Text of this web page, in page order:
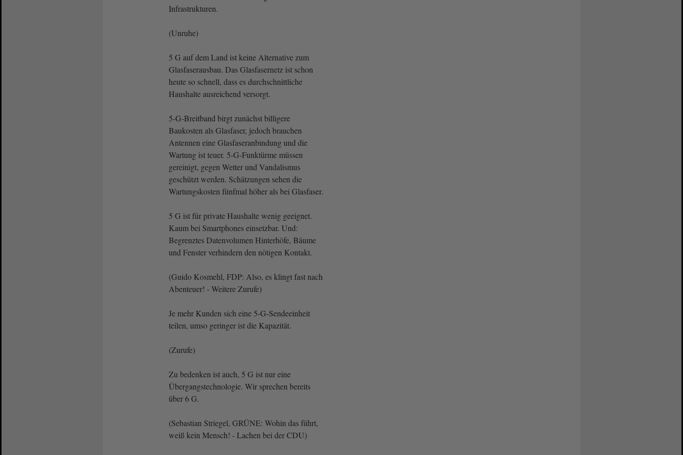
Infrastrukturen.
(Unruhe)
5 G auf dem Land ist keine Alternative zum
Glasfaserausbau. Das Glasfasernetz ist schon
heute so schnell, dass es durchschnittliche
Haushalte ausreichend versorgt.
5-G-Breitband birgt zunächst billigere
Baukosten als Glasfaser, jedoch brauchen
Antennen eine Glasfaseranbindung und die
Wartung ist teuer. 5-G-Funktürme müssen
gereinigt, gegen Wetter und Vandalismus
geschützt werden. Schätzungen sehen die
Wartungskosten fünfmal höher als bei Glasfaser.
5 G ist für private Haushalte wenig geeignet.
Kaum bei Smartphones einsetzbar. Und:
Begrenztes Datenvolumen Hinterhöfe, Bäume
und Fenster verhindern den nötigen Kontakt.
(Guido Kosmehl, FDP: Also, es klingt fast nach
Abenteuer! - Weitere Zurufe)
Je mehr Kunden sich eine 5-G-Sendeeinheit
teilen, umso geringer ist die Kapazität.
(Zurufe)
Zu bedenken ist auch, 5 G ist nur eine
Übergangstechnologie. Wir sprechen bereits
über 6 G.
(Sebastian Striegel, GRÜNE: Wohin das führt,
weiß kein Mensch! - Lachen bei der CDU)